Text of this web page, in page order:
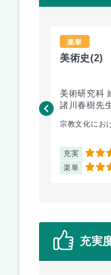
楽単
美術史(2)
美術研究科
諸川春樹先
宗教文化にお
充実 5
楽単 5
充実